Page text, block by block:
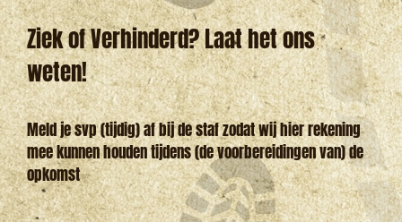
Ziek of Verhinderd? Laat het ons
weten!
Meld je svp (tijdig) af bij de staf zodat wij hier rekening
mee kunnen houden tijdens (de voorbereidingen van) de
opkomst